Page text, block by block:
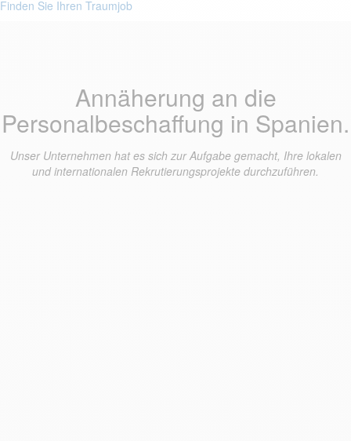
Finden Sie Ihren Traumjob
Annäherung an die
Personalbeschaffung in Spanien.
Unser Unternehmen hat es sich zur Aufgabe gemacht, Ihre lokalen
und internationalen Rekrutierungsprojekte durchzuführen.